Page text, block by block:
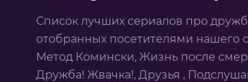
Список лучших сериалов про
отобранных посетителями нашего
Метод Комински, Жизнь после
Дружба! Жвачка!, Друзья ,